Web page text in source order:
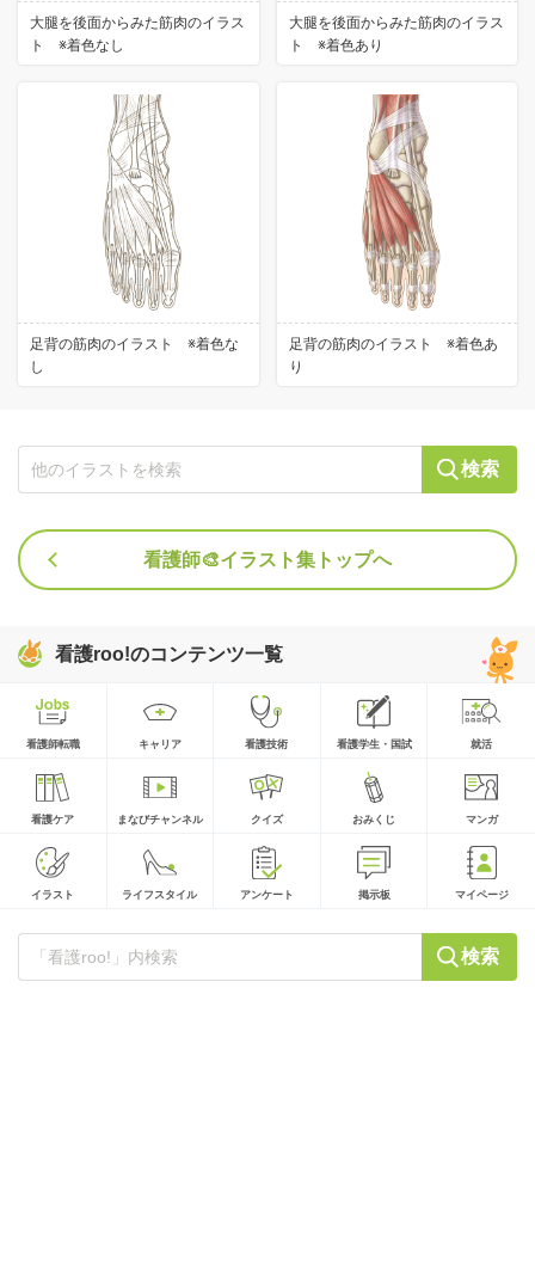
大腿を後面からみた筋肉のイラス
ト ※着色なし
大腿を後面からみた筋肉のイラス
ト ※着色あり
足背の筋肉のイラスト ※着色な
し
足背の筋肉のイラスト ※着色あ
り
検索
看護師🎨イラスト集トップへ
看護roo!のコンテンツ一覧
看護師転職 キャリア 看護技術 看護学生・国試 就活
看護ケア まなびチャンネル クイズ おみくじ マンガ
イラスト ライフスタイル アンケート 掲示板 マイページ
検索